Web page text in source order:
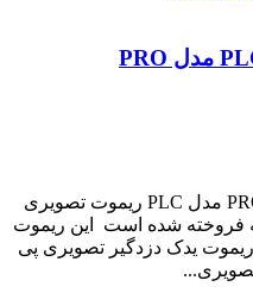
خرید ریموت یدک دزدگیر تصویری PRO مدل PLC ریموت تصویری
فروخته شده است این ریموت
ریموت یدک دزدگیر تصویری پی